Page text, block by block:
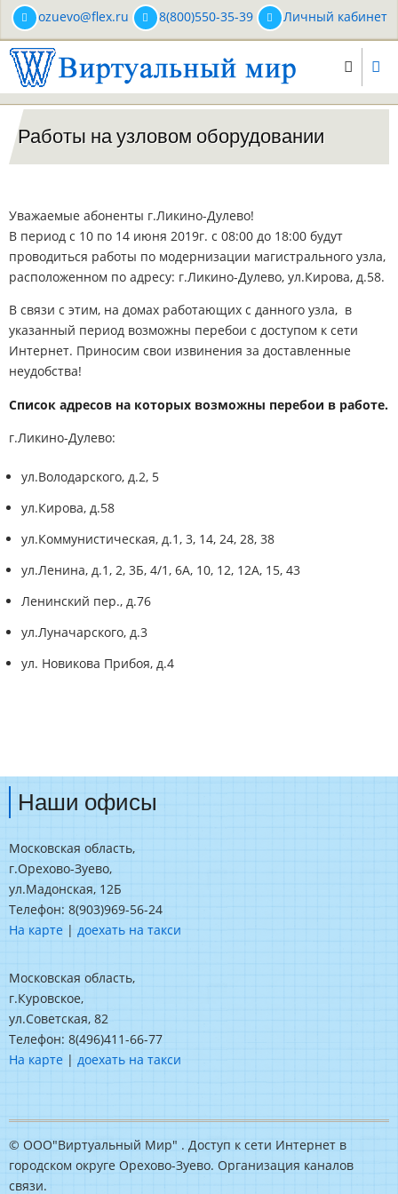
Перейти
основному
содержанию
ozuevo@flex.ru 8(800)550-35-39 Личный кабинет
Работы на узловом оборудовании
Уважаемые абоненты г.Ликино-Дулево!
В период с 10 по 14 июня 2019г. с 08:00 до 18:00 будут
проводиться работы по модернизации магистрального узла,
расположенном по адресу: г.Ликино-Дулево, ул.Кирова, д.58.
В связи с этим, на домах работающих с данного узла, в
указанный период возможны перебои с доступом к сети
Интернет. Приносим свои извинения за доставленные
неудобства!
Список адресов на которых возможны перебои в работе.
г.Ликино-Дулево:
ул.Володарского, д.2, 5
ул.Кирова, д.58
ул.Коммунистическая, д.1, 3, 14, 24, 28, 38
ул.Ленина, д.1, 2, 3Б, 4/1, 6А, 10, 12, 12А, 15, 43
Ленинский пер., д.76
ул.Луначарского, д.3
ул. Новикова Прибоя, д.4
Наши офисы
Московская область,
г.Орехово-Зуево,
ул.Мадонская, 12Б
Телефон: 8(903)969-56-24
На карте | доехать на такси
Московская область,
г.Куровское,
ул.Советская, 82
Телефон: 8(496)411-66-77
На карте | доехать на такси
© ООО"Виртуальный Мир" . Доступ к сети Интернет в
городском округе Орехово-Зуево. Организация каналов
связи.